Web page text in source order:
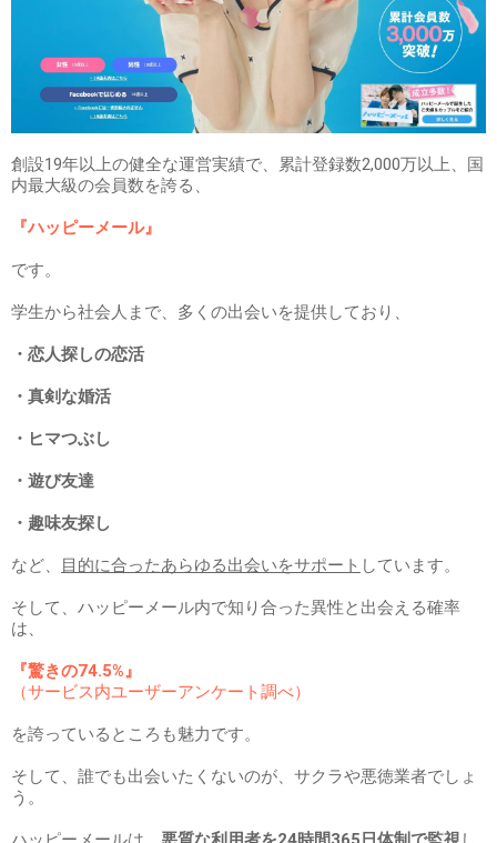
創設19年以上の健全な運営実績で、累計登録数2,000万以上、国
内最大級の会員数を誇る、
『ハッピーメール』
です。
学生から社会人まで、多くの出会いを提供しており、
・恋人探しの恋活
・真剣な婚活
・ヒマつぶし
・遊び友達
・趣味友探し
など、 目的に合ったあらゆる出会いをサポート しています。
そして、ハッピーメール内で知り合った異性と出会える確率
は、
『驚きの74.5%』
（サービス内ユーザーアンケート調べ）
を誇っているところも魅力です。
そして、誰でも出会いたくないのが、サクラや悪徳業者でしょ
う。